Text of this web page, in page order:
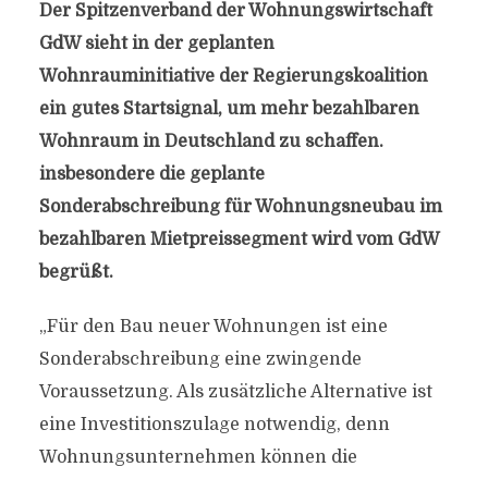
Der Spitzenverband der Wohnungswirtschaft
GdW sieht in der geplanten
Wohnrauminitiative der Regierungskoalition
ein gutes Startsignal, um mehr bezahlbaren
Wohnraum in Deutschland zu schaffen.
insbesondere die geplante
Sonderabschreibung für Wohnungsneubau im
bezahlbaren Mietpreissegment wird vom GdW
begrüßt.
„Für den Bau neuer Wohnungen ist eine
Sonderabschreibung eine zwingende
Voraussetzung. Als zusätzliche Alternative ist
eine Investitionszulage notwendig, denn
Wohnungsunternehmen können die